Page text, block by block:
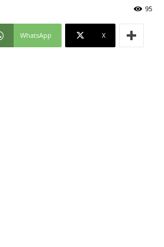
95
WhatsApp X